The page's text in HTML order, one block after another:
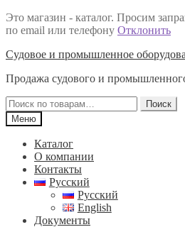
Это магазин - каталог. Просим
по email или телефону Отклонить
Перейти
навигации
Перейти
содержимому
Судовое и промышленное
Продажа судового и
Искать:
Поиск
Меню
Каталог
О компании
Контакты
Русский
Русский
English
Документы